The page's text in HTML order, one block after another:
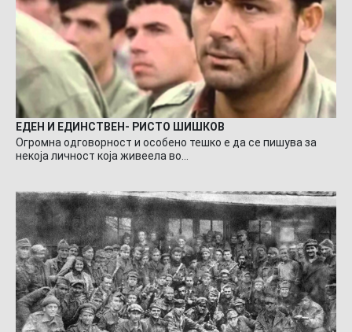
ЕДЕН И ЕДИНСТВЕН- РИСТО ШИШКОВ
Огромна одговорност и особено тешко е да се пишува за
некоја личност која живеела во…